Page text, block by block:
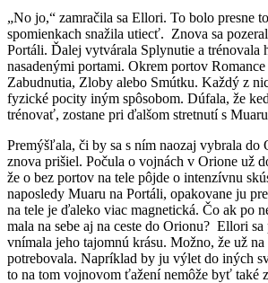
„No jo,“ zamračila sa Ellori. To bolo presne
spomienkach snažila utiecť. Znova sa
Portáli. Ďalej vytvárala Splynutie a trénovala
nasadenými portami. Okrem portov
Zabudnutia, Zloby alebo Smútku. Každý z
fyzické pocity iným spôsobom. Dúfala, že
trénovať, zostane pri ďalšom stretnutí s
Premýšľala, či by sa s ním naozaj vybrala do
znova prišiel. Počula o vojnách v Orione už
že o bez portov na tele pôjde o intenzívnu
naposledy Muaru na Portáli, opakovane ju
na tele je ďaleko viac magnetická. Čo ak po
mala na sebe aj na ceste do Orionu? Ellori sa
vnímala jeho tajomnú krásu. Možno, že už
potrebovala. Napríklad by ju výlet do iných
to na tom vojnovom ťažení nemôže byť také